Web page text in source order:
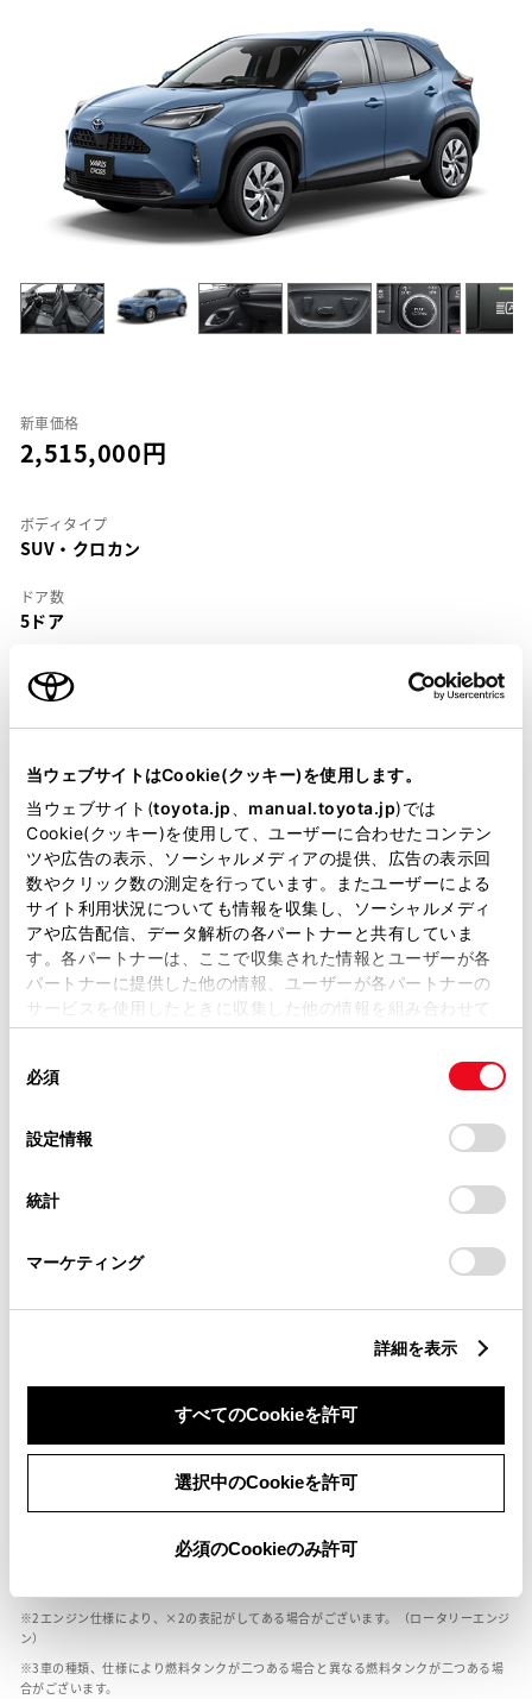
当ウェブサイトはCookie(クッキー)を使用します。
当ウェブサイト(toyota.jp manual.toyota.jp)では
Cookie(クッキー)を使用して、ユーザーに合わせたコンテン
ツや広告の表示、ソーシャルメディアの提供、広告の表示回
数やクリック数の測定を行っています。またユーザーによる
サイト利用状況についても情報を収集し、ソーシャルメディ
アや広告配信、データ解析の各パートナーと共有していま
す。各パートナーは、ここで収集された情報とユーザーが各
パートナーに提供した他の情報、ユーザーが各パートナーの
サービスを使用したときに収集した他の情報を組み合わせて
使用することがあります。当ウェブサイトの使用を続行する
デバイスにすべてのCookie(クッキー)が保存されることに同
意したことになります。Cookie(クッキー)のオプトアウト、
設定の変更、同意を撤回したりするにあたっては、当社の
「Cookie（クッキー）情報の取り扱いについて
」をご覧くだ
必須
設定情報
統計
マーケティング
詳細を表示
すべてのCookieを許可
選択中のCookieを許可
必須のCookieのみ許可
新車価格
2,515,000
ボディタイプ
SUV・クロカン
ドア数
5ドア
乗車定員
5名
6AA-MXPJ15
全長×全幅×全高
4180×1765×1590mm
ホイールベース ※1
2560mm
トレッド前／後
1525/1520mm
室内長×室内幅×室内高
1250kg
装備・オプション
エンジン仕様により、×2の表記がしてある場合がございます。（ロータリーエンジ
ン）
車の種類、仕様により燃料タンクが二つある場合と異なる燃料タンクが二つある場
合がございます。